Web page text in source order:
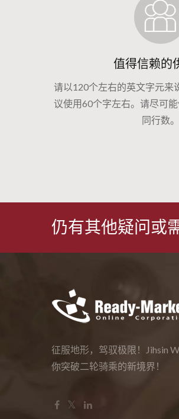
值得信赖的
请以120个左右的英文字元来
议使用60个字左右。请尽可
同行数。
仍有其他疑问或
征服地形，驾驭极限！Jihsin
你突破二轮骑乘的新境界！